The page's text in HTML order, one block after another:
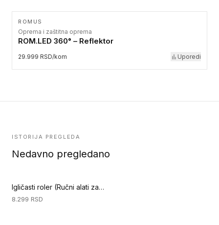
ROMUS
Oprema i zaštitna oprema
ROM.LED 360° – Reflektor
29.999 RSD/kom Uporedi
ISTORIJA PREGLEDA
Nedavno pregledano
Igličasti roler (Ručni alati za podove)
8.299 RSD